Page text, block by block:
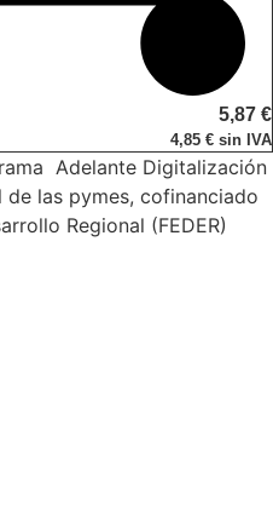
5,87 €
4,85 € sin IVA
Adelante Digitalización
las pymes, cofinanciado
Regional (FEDER)